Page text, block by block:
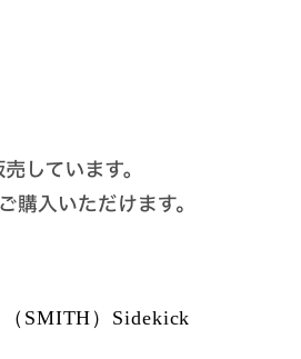
SMITH）Sidekick